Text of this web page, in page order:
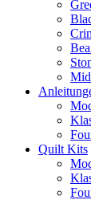
Quilt Kits